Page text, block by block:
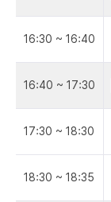
16:30 ~ 16:40
16:40 ~ 17:30
17:30 ~ 18:30
18:30 ~ 18:35